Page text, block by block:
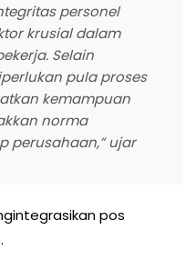
personel
krusial dalam
Selain
pula proses
kemampuan
norma
perusahaan,” ujar
pos